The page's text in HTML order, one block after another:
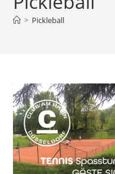
> Pickleball